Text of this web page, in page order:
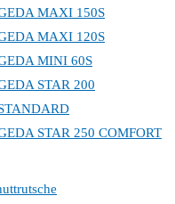
MAXI 150S
MAXI 120S
MINI 60S
STAR 200
STAR 250 COMFORT